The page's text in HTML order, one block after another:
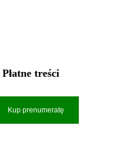
Płatne treści
Kup prenumeratę